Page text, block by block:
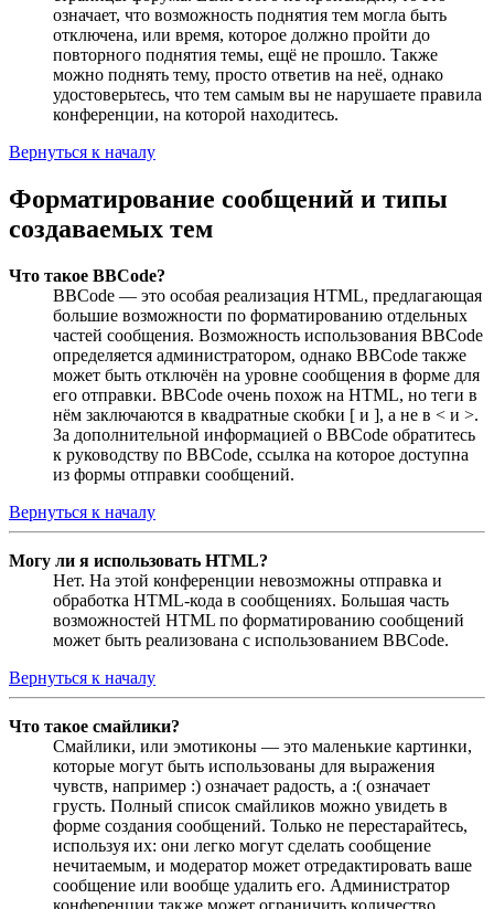
означает, что возможность поднятия тем могла быть
отключена, или время, которое должно пройти до
повторного поднятия темы, ещё не прошло. Также
можно поднять тему, просто ответив на неё, однако
удостоверьтесь, что тем самым вы не нарушаете правила
конференции, на которой находитесь.
Вернуться к началу
Форматирование сообщений и типы
создаваемых тем
Что такое BBCode?
BBCode — это особая реализация HTML, предлагающая
большие возможности по форматированию отдельных
частей сообщения. Возможность использования BBCode
определяется администратором, однако BBCode также
может быть отключён на уровне сообщения в форме для
его отправки. BBCode очень похож на HTML, но теги в
нём заключаются в квадратные скобки [ и ], а не в < и >.
За дополнительной информацией о BBCode обратитесь
к руководству по BBCode, ссылка на которое доступна
из формы отправки сообщений.
Вернуться к началу
Могу ли я использовать HTML?
Нет. На этой конференции невозможны отправка и
обработка HTML-кода в сообщениях. Большая часть
возможностей HTML по форматированию сообщений
может быть реализована с использованием BBCode.
Вернуться к началу
Что такое смайлики?
Смайлики, или эмотиконы — это маленькие картинки,
которые могут быть использованы для выражения
чувств, например :) означает радость, а :( означает
грусть. Полный список смайликов можно увидеть в
форме создания сообщений. Только не перестарайтесь,
используя их: они легко могут сделать сообщение
нечитаемым, и модератор может отредактировать ваше
сообщение или вообще удалить его. Администратор
конференции также может ограничить количество